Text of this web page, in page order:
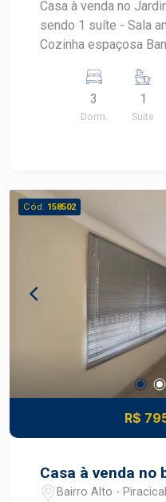
Casa à venda no
sendo 1 suíte - Sala
Cozinha espaçosa
conforto Localização
valorizados da
Aceita uso de FGTS
3
Dorm.
1
Suite
Cód. 158502
R$
Casa à venda no
Bairro Alto -